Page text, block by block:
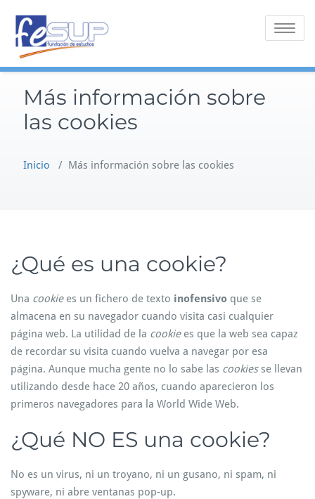
contenido
Alternar
Más información sobre
las cookies
Inicio / Más información sobre las cookies
¿Qué es una cookie?
Una cookiees un fichero de texto inofensivo que se
almacena en su navegador cuando visita casi cualquier
página web. La utilidad de la cookiees que la web sea capaz
de recordar su visita cuando vuelva a navegar por esa
página. Aunque mucha gente no lo sabe las cookiesse llevan
utilizando desde hace 20 años, cuando aparecieron los
primeros navegadores para la World Wide Web.
¿Qué NO ES una cookie?
No es un virus, ni un troyano, ni un gusano, ni spam, ni
spyware, ni abre ventanas pop-up.